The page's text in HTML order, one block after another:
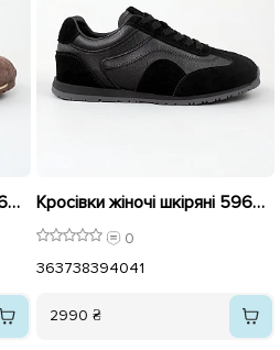
Кросівки жіночі шкіряні 596014 Коричневі Кросівки жіночі шкіряні 596015 Чорні
0
363738394041
2990 ₴